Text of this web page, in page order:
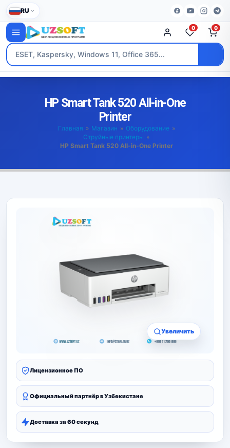
RU
0 0
HP Smart Tank 520 All-in-One
Printer
Главная » Магазин » Оборудование »
Струйные принтеры »
HP Smart Tank 520 All-in-One Printer
Увеличить
Лицензионное ПО
Официальный партнёр в Узбекистане
Доставка за 60 секунд